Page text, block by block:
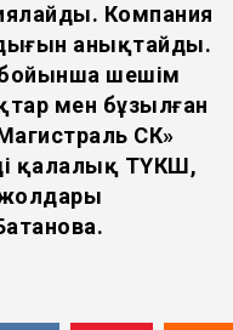
Компания
анықтайды.
бойынша шешім
мен бұзылған
СК»
қалалық ТҮКШ,